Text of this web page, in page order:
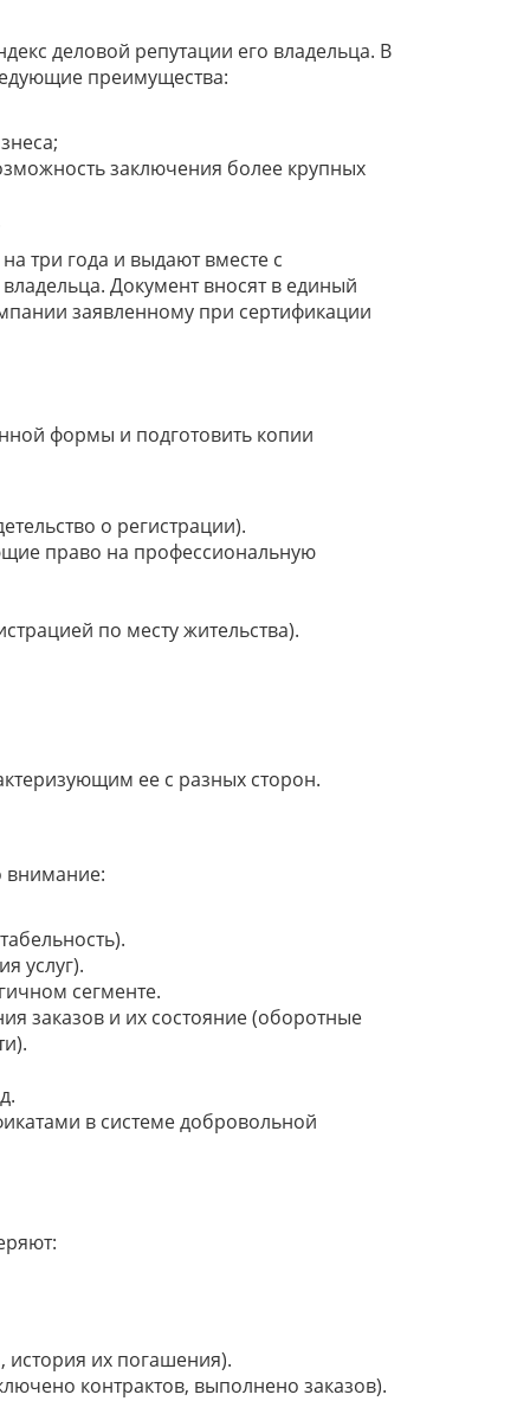
деловой репутации его владельца. В
преимущества:
заключения более крупных
три года и выдают вместе с
Документ вносят в единый
заявленному при сертификации
формы и подготовить копии
о регистрации).
право на профессиональную
по месту жительства).
ее с разных сторон.
внимание:
услуг).
сегменте.
заказов и их состояние (оборотные
в системе добровольной
история их погашения).
контрактов, выполнено заказов).